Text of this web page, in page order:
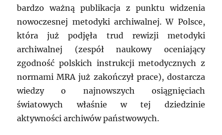
bardzo ważną publikacja z punktu widzenia
nowoczesnej metodyki archiwalnej. W Polsce,
która już podjęła trud rewizji metodyki
archiwalnej (zespół naukowy oceniający
zgodność polskich instrukcji metodycznych z
normami MRA już zakończył prace), dostarcza
wiedzy o najnowszych osiągnięciach
światowych właśnie w tej dziedzinie
aktywności archiwów państwowych.